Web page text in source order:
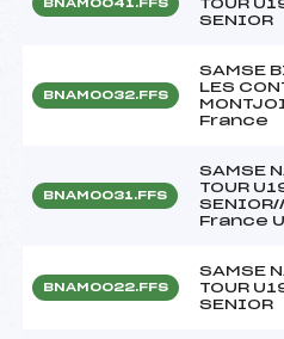
BNAM0041.FFS
TOUR
SENIOR
BNAM0032.FFS
SAMSE
LES
France
BNAM0031.FFS
SAMSE
TOUR
France
BNAM0022.FFS
SAMSE
TOUR
SENIOR